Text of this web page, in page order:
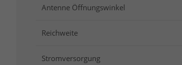
Antenne Öffnungswinkel
Reichweite
Stromversorgung